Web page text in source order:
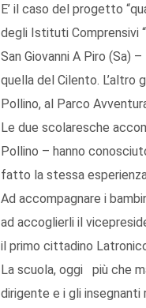
E’ il caso del progetto
degli Istituti Comprensivi
San Giovanni A Piro (Sa)
quella del Cilento.
Pollino, al Parco
Le due scolaresche
Pollino – hanno
fatto la stessa
Ad accompagnare i
ad accoglierli il
il primo cittadino
La scuola, oggi più che
dirigente e i gli insegnanti